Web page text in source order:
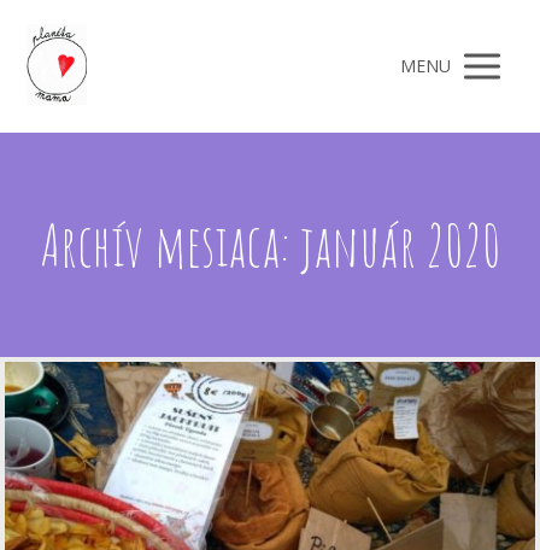
MENU
Archív mesiaca: január 2020